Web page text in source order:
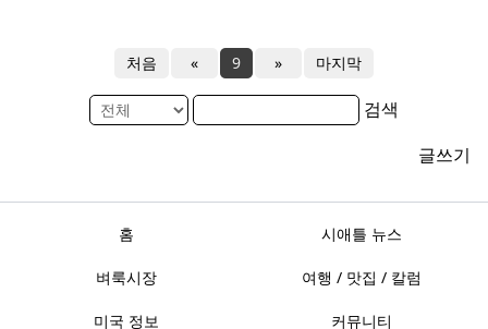
처음 « 9 » 마지막
검색
글쓰기
홈 시애틀 뉴스
벼룩시장 여행 / 맛집 / 칼럼
미국 정보 커뮤니티